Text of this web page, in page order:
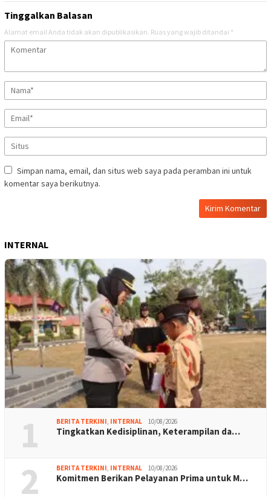
Tinggalkan Balasan
Alamat email Anda tidak akan dipublikasikan. Ruas yang wajib ditandai *
Simpan nama, email, dan situs web saya pada peramban ini untuk
komentar saya berikutnya.
INTERNAL
1 BERITA TERKINI, INTERNAL 10/08/2026
Tingkatkan Kedisiplinan, Keterampilan da…
2 BERITA TERKINI, INTERNAL 10/08/2026
Komitmen Berikan Pelayanan Prima untuk M…